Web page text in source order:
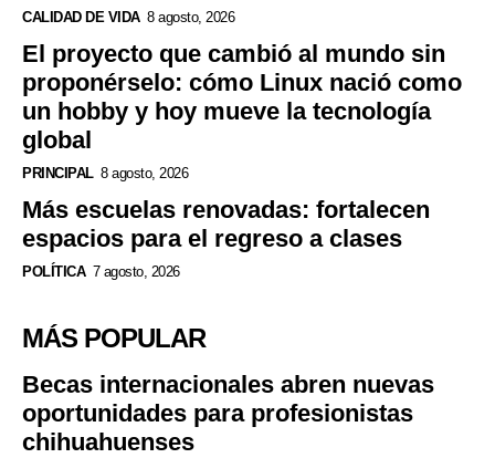
CALIDAD DE VIDA 8 agosto, 2026
El proyecto que cambió al mundo sin
proponérselo: cómo Linux nació como
un hobby y hoy mueve la tecnología
global
PRINCIPAL 8 agosto, 2026
Más escuelas renovadas: fortalecen
espacios para el regreso a clases
POLÍTICA 7 agosto, 2026
MÁS POPULAR
Becas internacionales abren nuevas
oportunidades para profesionistas
chihuahuenses